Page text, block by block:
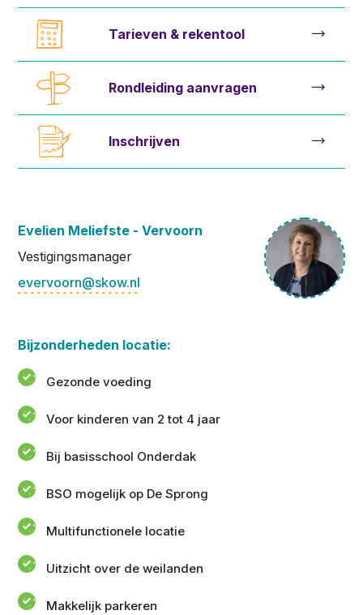
Tarieven & rekentool
Rondleiding aanvragen
Inschrijven
Evelien Meliefste - Vervoorn
Vestigingsmanager
evervoorn@skow.nl
Bijzonderheden locatie:
Gezonde voeding
Voor kinderen van 2 tot 4 jaar
Bij basisschool Onderdak
BSO mogelijk op De Sprong
Multifunctionele locatie
Uitzicht over de weilanden
Makkelijk parkeren